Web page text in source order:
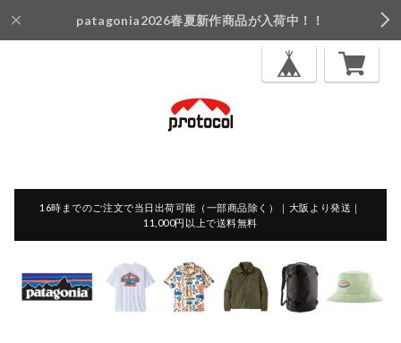
patagonia2026春夏新作商品が入荷中！！
16時までのご注文で当日出荷可能（一部商品除く）｜大阪より発送｜
11,000円以上で送料無料